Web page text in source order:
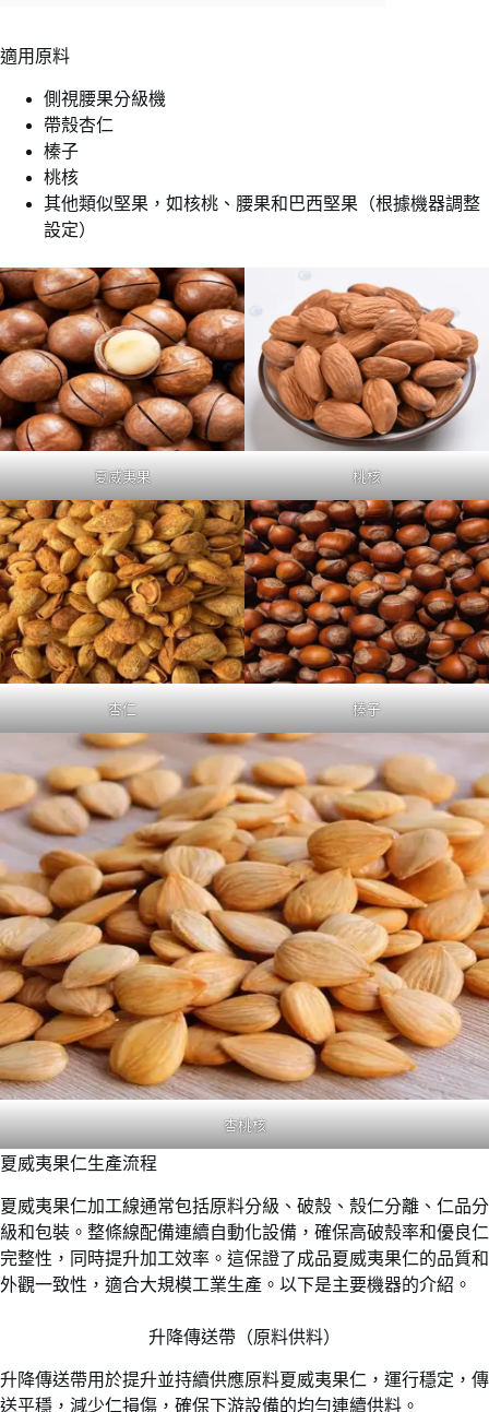
適用原料
側視腰果分級機
帶殼杏仁
榛子
桃核
其他類似堅果，如核桃、腰果和巴西堅果（根據機器調整
設定）
夏威夷果 桃核
杏仁 榛子
杏桃核
夏威夷果仁生產流程
夏威夷果仁加工線通常包括原料分級、破殼、殼仁分離、仁品分
級和包裝。整條線配備連續自動化設備，確保高破殼率和優良仁
完整性，同時提升加工效率。這保證了成品夏威夷果仁的品質和
外觀一致性，適合大規模工業生產。以下是主要機器的介紹。
升降傳送帶（原料供料）
升降傳送帶用於提升並持續供應原料夏威夷果仁，運行穩定，傳
送平穩，減少仁損傷，確保下游設備的均勻連續供料。